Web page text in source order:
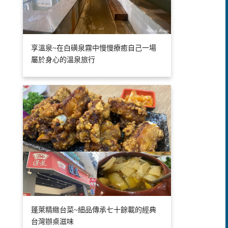
享溫泉~在白磺泉霧中慢慢療癒自己一場
屬於身心的溫泉旅行
蓬萊精緻台菜~細品傳承七十餘載的經典
台灣辦桌滋味